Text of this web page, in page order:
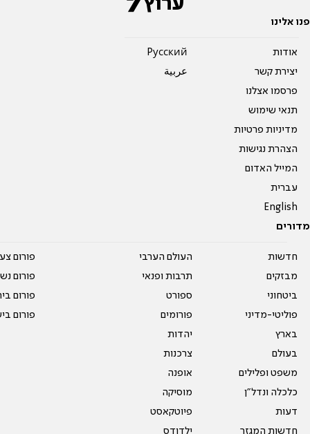
פנו אלינו
אודות
יצירת קשר
פרסמו אצלנו
תנאי שימוש
מדיניות פרטיות
הצהרת נגישות
המייל האדום
עברית
English
Pусский
عربية
מדורים
חדשות
מבזקים
ביטחוני
פוליטי-מדיני
בארץ
בעולם
משפט ופלילים
כלכלה ונדל"ן
דעות
חדשות המגזר
העולם הערבי
תרבות ופנאי
ספורט
פורומים
יהדות
צרכנות
אופנה
מוסיקה
פיוטקאסט
ילדודס
פורום
פורום
פורום
פורום